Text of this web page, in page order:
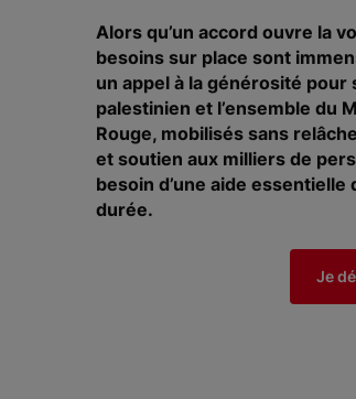
Alors qu’un accord ouvre la
besoins sur place sont
un appel à la générosité
palestinien et l’ensemble du
Rouge, mobilisés sans
et soutien aux milliers de
besoin d’une aide essentielle
durée.
Je